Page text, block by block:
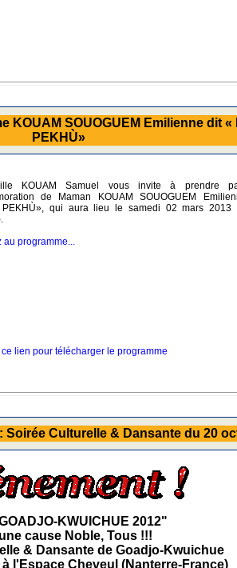
KOUAM SOUOGUEM Emilienne dit «
PEKHÙ»
KOUAM Samuel vous invite à prendre
de Maman KOUAM SOUOGUEM
PEKHÙ», qui aura lieu le samedi 02 mars 2013
au programme...
lien pour télécharger le programme
Soirée Culturelle & Dansante du 20
KWUICHUE 2012"
cause Noble, Tous !!!
& Dansante de Goadjo-Kwuichue
à l'Espace Cheveul (Nanterre-France)